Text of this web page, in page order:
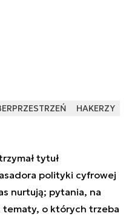
HAKERZY
tytuł
polityki cyfrowej
nurtują; pytania, na
o których trzeba